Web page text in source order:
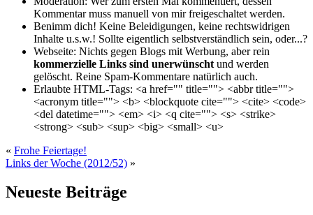
Kommentar muss manuell von mir freigeschaltet werden.
Benimm dich! Keine Beleidigungen, keine rechtswidrigen
Inhalte u.s.w.! Sollte eigentlich selbst­verständlich sein, oder...?
Webseite: Nichts gegen Blogs mit Werbung, aber rein
kommerzielle Links sind unerwünscht und werden
gelöscht. Reine Spam-Kommentare natürlich auch.
Erlaubte HTML-Tags: <a href="" title=""> <abbr title="">
<acronym title=""> <b> <blockquote cite=""> <cite> <code>
<del datetime=""> <em> <i> <q cite=""> <s> <strike>
<strong> <sub> <sup> <big> <small> <u>
« Frohe Feiertage!
Links der Woche (2012/52) »
Neueste Beiträge